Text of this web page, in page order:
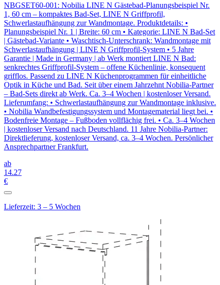
NBGSET60-001: Nobilia LINE N Gästebad-Planungsbeispiel Nr.
1, 60 cm – kompaktes Bad-Set, LINE N Griffprofil,
Schwerlastaufhängung zur Wandmontage. Produktdetails: •
Planungsbeispiel Nr. 1 | Breite: 60 cm • Kategorie: LINE N Bad-Set
| Gästebad-Variante • Waschtisch-Unterschrank: Wandmontage mit
Schwerlastaufhängung | LINE N Griffprofil-System • 5 Jahre
Garantie | Made in Germany | ab Werk montiert LINE N Bad:
senkrechtes Griffprofil-System – offene Küchenlinie, konsequent
grifflos. Passend zu LINE N Küchenprogrammen für einheitliche
Optik in Küche und Bad. Seit über einem Jahrzehnt Nobilia-Partner
– Bad-Sets direkt ab Werk. Ca. 3–4 Wochen | kostenloser Versand.
Lieferumfang: • Schwerlastaufhängung zur Wandmontage inklusive.
• Nobilia Wandbefestigungssystem und Montagematerial liegt bei. •
Bodenfreie Montage – Fußboden vollflächig frei. • Ca. 3–4 Wochen
| kostenloser Versand nach Deutschland. 11 Jahre Nobilia-Partner:
Direktlieferung, kostenloser Versand, ca. 3–4 Wochen. Persönlicher
Ansprechpartner Frankfurt.
ab
14.27
€
Lieferzeit: 3 – 5 Wochen